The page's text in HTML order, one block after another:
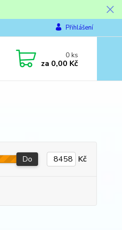
Přihlášení
0ks
za 0,00 Kč
Do Kč